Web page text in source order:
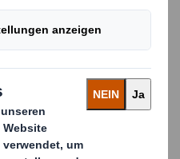
Lieferketten für E-
der Messung
während des Transports
zu reduzieren und